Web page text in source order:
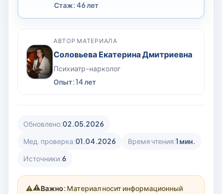
Стаж: 46 лет
АВТОР МАТЕРИАЛА
Соловьева Екатерина Дмитриевна
Психиатр-нарколог
Опыт: 14 лет
Обновлено:02.05.2026
Мед. проверка:01.04.2026 Время чтения:1 мин.
Источники:6
⚠️Важно: Материал носит информационный